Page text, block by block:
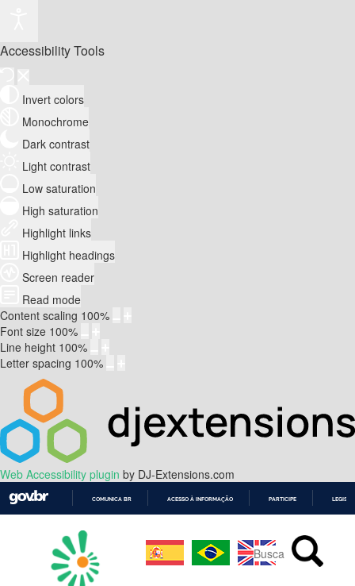
Accessibility Tools
Invert colors
Monochrome
Dark contrast
Light contrast
Low saturation
High saturation
Highlight links
Highlight headings
Screen reader
Read mode
Content scaling 100%
Font size 100%
Line height 100%
Letter spacing 100%
Web Accessibility plugin by DJ-Extensions.com
CONTEÚDO
COMUNICA BR ACESSO À INFORMAÇÃO PARTICIPE